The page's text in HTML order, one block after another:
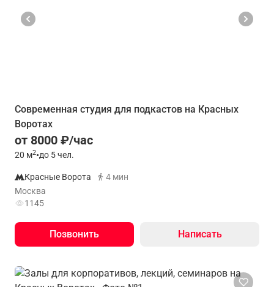
Современная студия для подкастов на Красных
Воротах
от 8000 ₽/час
20 м2•до 5 чел.
Красные Ворота
4 мин
Москва
1145
Позвонить Написать